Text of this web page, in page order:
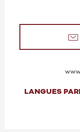
LANGUES
LANGUES